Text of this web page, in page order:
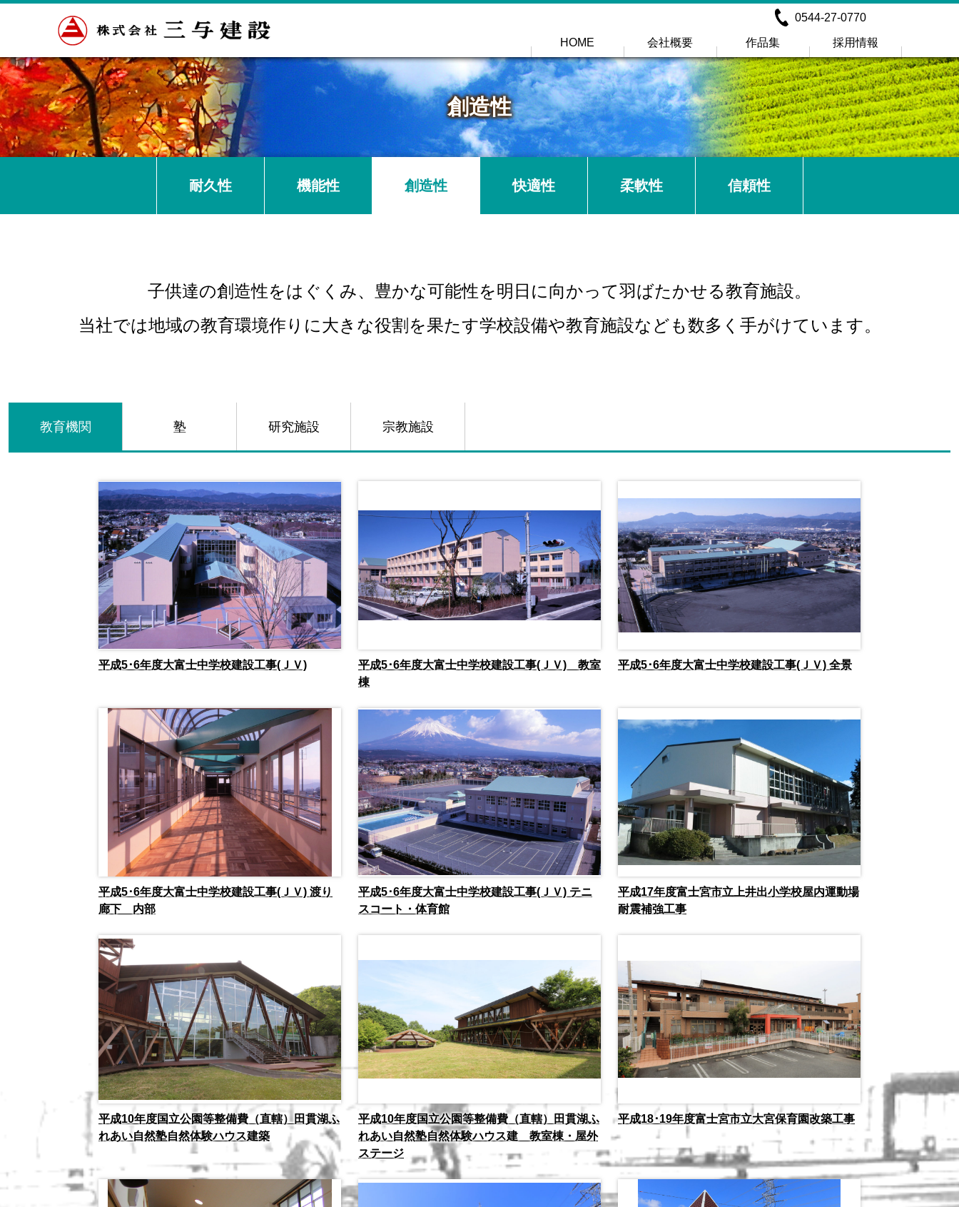
0544-27-0770
HOME 会社概要 作品集 採用情報
創造性
耐久性 機能性 創造性 快適性 柔軟性 信頼性
子供達の創造性をはぐくみ、豊かな可能性を明日に向かって羽ばたかせる教育施設。
当社では地域の教育環境作りに大きな役割を果たす学校設備や教育施設なども数多く手がけています。
教育機関 塾 研究施設 宗教施設
平成5･6年度大富士中学校建設工事(ＪＶ)
平成5･6年度大富士中学校建設工事(ＪＶ) 教室
棟
平成5･6年度大富士中学校建設工事(ＪＶ) 全景
平成5･6年度大富士中学校建設工事(ＪＶ) 渡り
廊下 内部
平成5･6年度大富士中学校建設工事(ＪＶ) テニ
スコート・体育館
平成17年度富士宮市立上井出小学校屋内運動場
耐震補強工事
平成10年度国立公園等整備費（直轄）田貫湖ふ
れあい自然塾自然体験ハウス建築
平成10年度国立公園等整備費（直轄）田貫湖ふ
れあい自然塾自然体験ハウス建 教室棟・屋外
ステージ
平成18･19年度富士宮市立大宮保育園改築工事